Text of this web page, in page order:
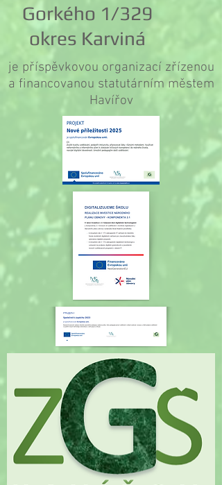
Gorkého 1/329
okres Karviná
je příspěvkovou organizací zřízenou
a financovanou statutárním městem
Havířov